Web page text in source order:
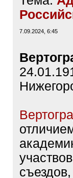
7.09.2024, 6:45